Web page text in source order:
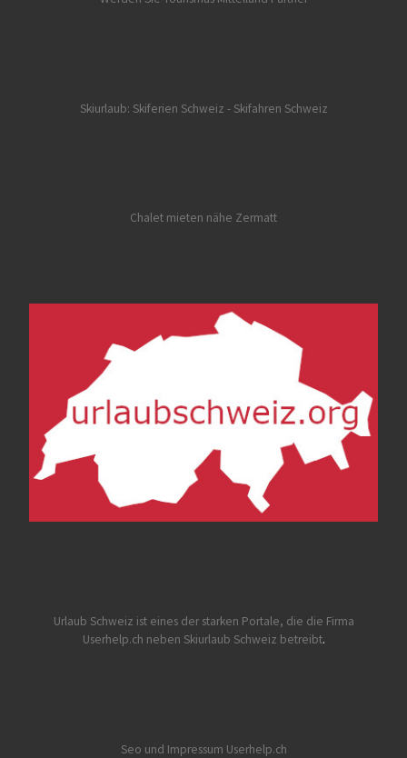
Skiurlaub: Skiferien Schweiz - Skifahren Schweiz
Chalet mieten nähe Zermatt
Urlaub Schweiz ist eines der starken Portale, die die Firma
Userhelp.ch neben Skiurlaub Schweiz betreibt.
Seo und Impressum Userhelp.ch